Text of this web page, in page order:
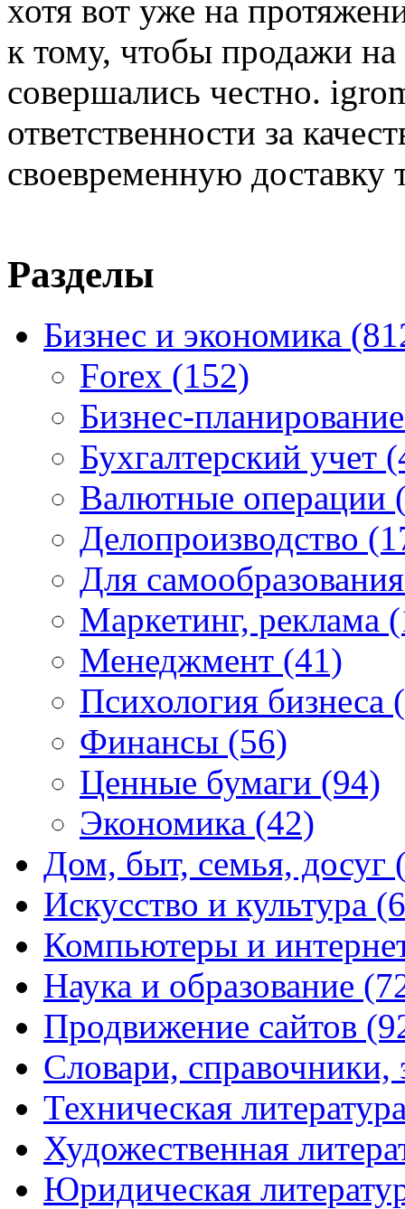
хотя вот уже на
к тому, чтобы продажи
совершались честно.
ответственности за
своевременную доставку
Разделы
Бизнес и экономика
Forex (152)
Бизнес-
Бухгалтерский учет
Валютные операции
Делопроизводство
Для
Маркетинг, реклама
Менеджмент (41)
Психология бизнеса
Финансы (56)
Ценные бумаги (94)
Экономика (42)
Дом, быт, семья, досуг
Искусство и культура
Компьютеры и
Наука и образование
Продвижение сайтов
Словари,
Техническая
Художественная
Юридическая